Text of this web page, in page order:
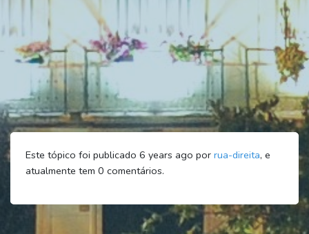
Este tópico foi publicado 6 years ago por rua-direita, e
atualmente tem 0 comentários.